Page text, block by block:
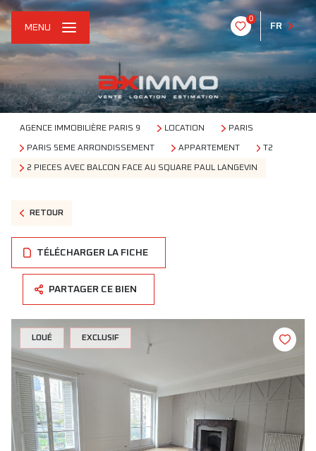
0
FR
MENU
AGENCE IMMOBILIÈRE PARIS 9 LOCATION PARIS
PARIS 5EME ARRONDISSEMENT APPARTEMENT T2
2 PIECES AVEC BALCON FACE AU SQUARE PAUL LANGEVIN
RETOUR
TÉLÉCHARGER LA FICHE
PARTAGER CE BIEN
LOUÉ EXCLUSIF